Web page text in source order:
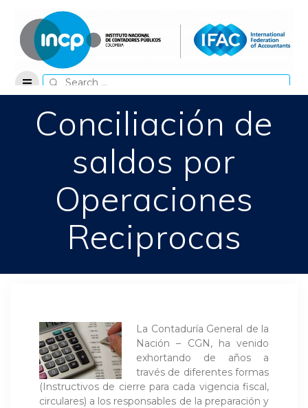
content
Search
for:
Conciliación de
saldos por
Operaciones
Reciprocas
La Contaduría General de la
Nación – CGN, ha venido
exhortando de años a
través de diferentes formas
(Instructivos de cierre para cada vigencia fiscal,
circulares) a los responsables de la preparación y